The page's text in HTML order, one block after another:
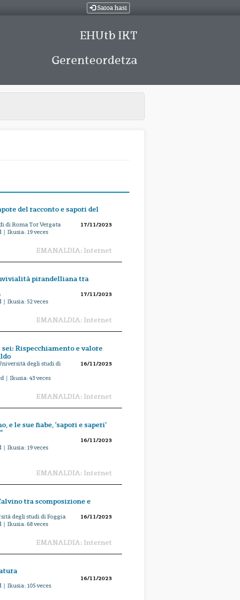
Saioa hasi
EHUtb IKT
Gerenteordetza
del racconto e sapori del
17/11/2023
di Roma Tor Vergata
| Ikusia: 19veces
EMANALDIA: Internet
pirandelliana tra
17/11/2023
| Ikusia: 52veces
EMANALDIA: Internet
Rispecchiamento e valore
16/11/2023
degli studi di
| Ikusia: 43veces
EMANALDIA: Internet
e le sue fiabe, 'sapori e saperi'
16/11/2023
| Ikusia: 19veces
EMANALDIA: Internet
tra scomposizione e
16/11/2023
degli studi di Foggia
| Ikusia: 68veces
EMANALDIA: Internet
16/11/2023
| Ikusia: 105veces